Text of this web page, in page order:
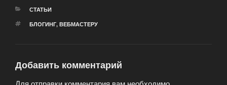
РУБРИКИ
СТАТЬИ
МЕТКИ
БЛОГИНГ, ВЕБМАСТЕРУ
Добавить комментарий